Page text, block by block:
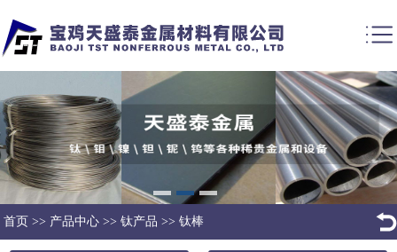
首页 >> 产品中心 >> 钛产品 >> 钛棒